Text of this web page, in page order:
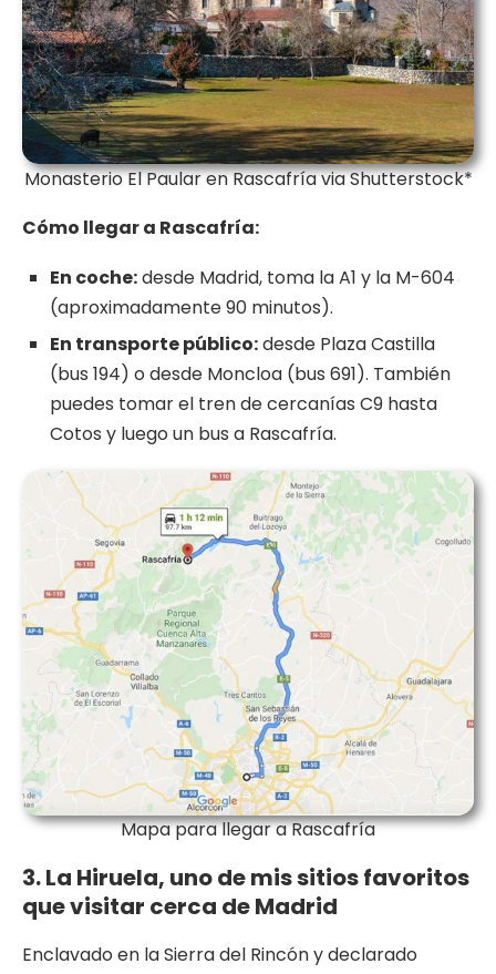
Monasterio El Paular en Rascafría via Shutterstock*
Cómo llegar a Rascafría:
En coche:desde Madrid, toma la A1 y la M-604
(aproximadamente 90 minutos).
En transporte público:desde Plaza Castilla
(bus 194) o desde Moncloa (bus 691). También
puedes tomar el tren de cercanías C9 hasta
Cotos y luego un bus a Rascafría.
Mapa para llegar a Rascafría
3. La Hiruela, uno de mis sitios favoritos
que visitar cerca de Madrid
Enclavado en la Sierra del Rincón y declarado